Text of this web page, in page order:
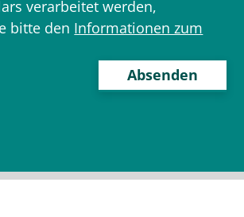
verarbeitet werden,
bitte den Informationen zum